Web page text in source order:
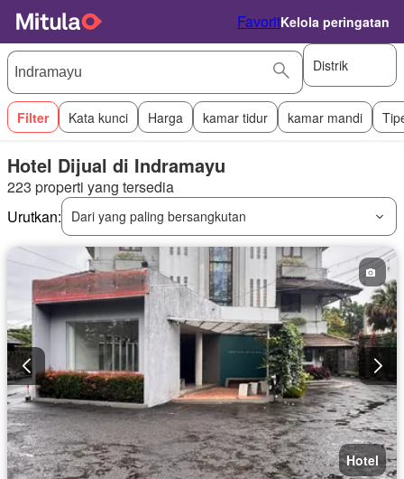
FavoritKelola peringatan
Distrik
Filter Kata kunci Harga kamar tidur kamar mandi
Hotel Dijual di Indramayu
223 properti yang tersedia
Urutkan:
Dari yang paling bersangkutan
Hotel